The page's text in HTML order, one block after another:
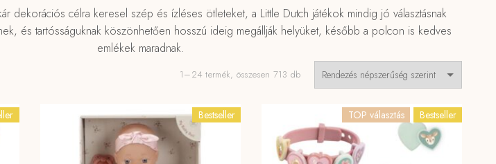
dekorációs célra keresel szép és ízléses ötleteket, a Little Dutch játékok mindig jó választásnak
és tartósságuknak köszönhetően hosszú ideig megállják helyüket, később a polcon is kedves
emlékek maradnak.
1–24 termék, összesen 713 dbSorted
Bestseller TOP választás Bestseller